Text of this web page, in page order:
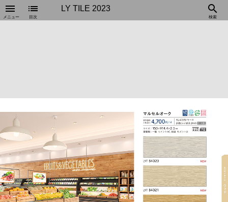
menu
メニュー
LY TILE 2023
list
目次
search
検索